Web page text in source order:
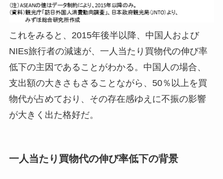
これをみると、2015年後半以降、中国人および
NIEs旅行者の減速が、一人当たり買物代の伸び率
低下の主因であることがわかる。中国人の場合、
支出額の大きさもさることながら、50％以上を買
物代が占めており、その存在感ゆえに不振の影響
が大きく出た格好だ。
一人当たり買物代の伸び率低下の背景